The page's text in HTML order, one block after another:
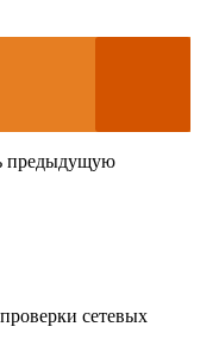
предыдущую
сетевых